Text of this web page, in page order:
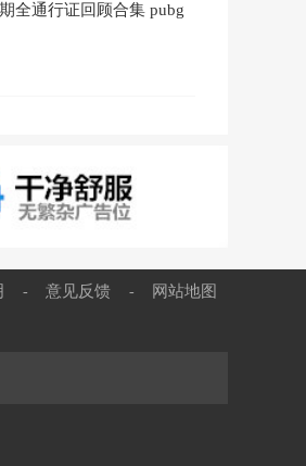
全通行证回顾合集 pubg
- 意见反馈 - 网站地图